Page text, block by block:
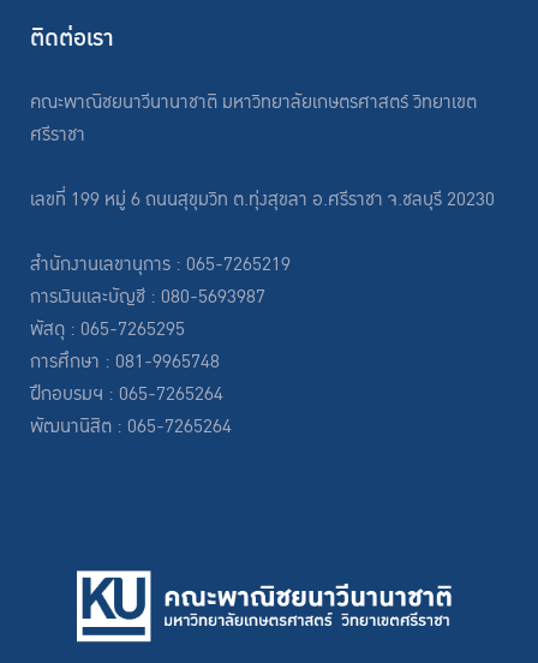
ติดต่อเรา
คณะพาณิชยนาวีนานาชาติ มหาวิทยาลัยเกษตรศาสตร์ วิทยาเขต
ศรีราชา
เลขที่ 199 หมู่ 6 ถนนสุขุมวิท ต.ทุ่งสุขลา อ.ศรีราชา จ.ชลบุรี 20230
สำนักงานเลขานุการ : 065-7265219
การเงินและบัญชี : 080-5693987
พัสดุ : 065-7265295
การศึกษา : 081-9965748
ฝึกอบรมฯ : 065-7265264
พัฒนานิสิต : 065-7265264